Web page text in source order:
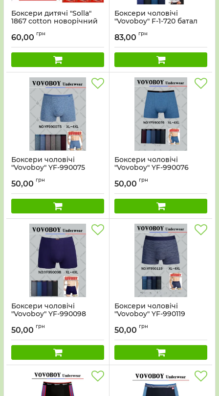
Боксери дитячі "Solla"
1867 cotton новорічний
-ростовка 8 шт.
60,00 грн
Боксери чоловічі
"Vovoboy" F-1-720 батал
7XL -ростовка 8 шт
83,00 грн
Боксери чоловічі
"Vovoboy" YF-990075
2XL, 2XL, 3XL, 3XL, 4XL
50,00 грн
Боксери чоловічі
"Vovoboy" YF-990076
2XL, 2XL, 3XL, 3XL, 4XL
50,00 грн
Боксери чоловічі
"Vovoboy" YF-990098
2XL, 2XL, 3XL, 3XL, 4XL
50,00 грн
Боксери чоловічі
"Vovoboy" YF-990119
2XL, 2XL, 3XL, 3XL, 4XL
50,00 грн